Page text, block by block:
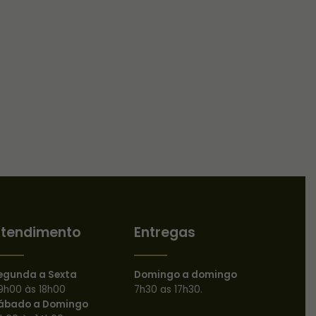
a Sexta
às 18h00
a Domingo
Entregas
Domingo a domingo
7h30 as 17h30.